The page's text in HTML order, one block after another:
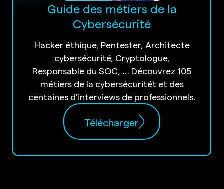
Guide des métiers de la
Cybersécurité
Hacker éthique, Pentester, Architecte
cybersécurité, Cryptologue,
Responsable du SOC, … Découvrez 105
métiers de la cybersécuritét et des
centaines d’interviews de professionnels.
Télécharger